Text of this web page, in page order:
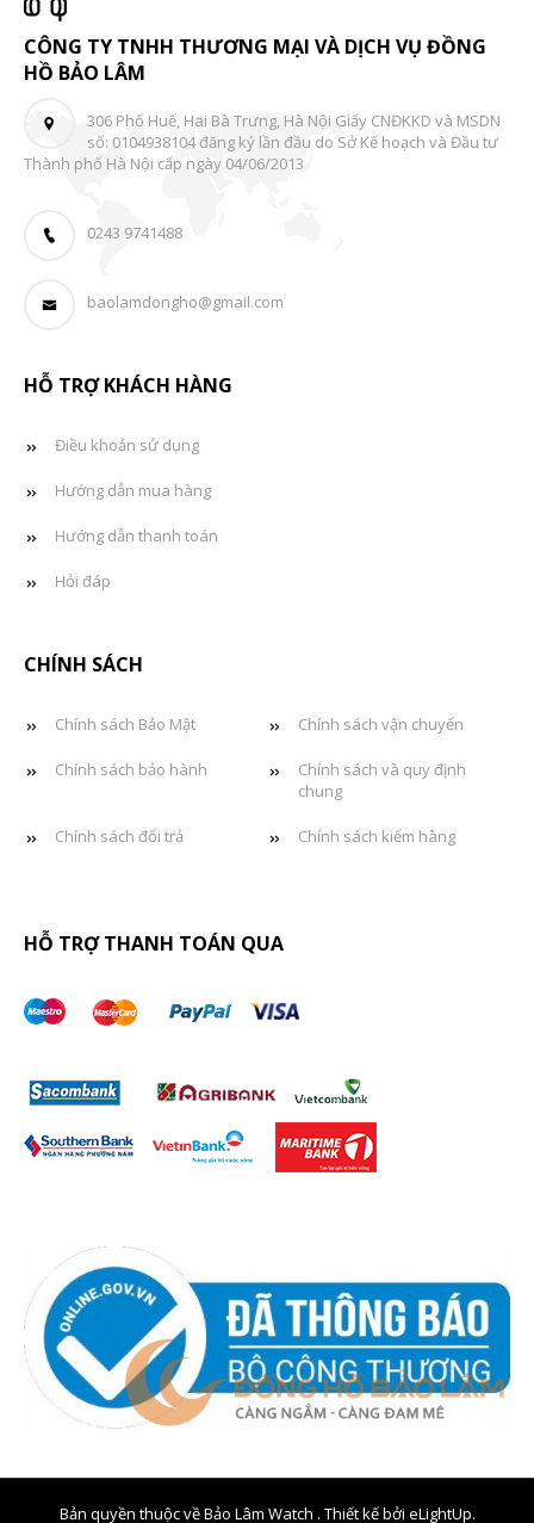
CÔNG TY TNHH THƯƠNG MẠI VÀ DỊCH VỤ ĐỒNG
HỒ BẢO LÂM
306 Phố Huế, Hai Bà Trưng, Hà Nội Giấy CNĐKKD và MSDN
số: 0104938104 đăng ký lần đầu do Sở Kế hoạch và Đầu tư
Thành phố Hà Nội cấp ngày 04/06/2013
0243 9741488
baolamdongho@gmail.com
HỖ TRỢ KHÁCH HÀNG
Điều khoản sử dụng
Hướng dẫn mua hàng
Hướng dẫn thanh toán
Hỏi đáp
CHÍNH SÁCH
Chính sách Bảo Mật Chính sách vận chuyển
Chính sách bảo hành
Chính sách và quy định
chung
Chính sách đổi trả Chính sách kiểm hàng
HỖ TRỢ THANH TOÁN QUA
Bản quyền thuộc về Bảo Lâm Watch . Thiết kế bởi eLightUp.